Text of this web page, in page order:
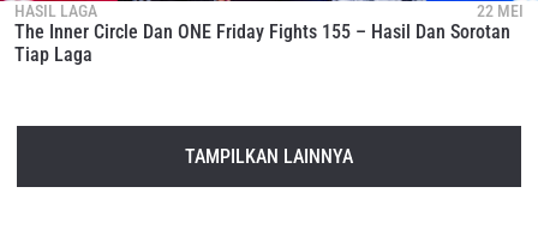
HASIL LAGA 22 MEI
The Inner Circle Dan ONE Friday Fights 155 – Hasil Dan Sorotan
Tiap Laga
TAMPILKAN LAINNYA